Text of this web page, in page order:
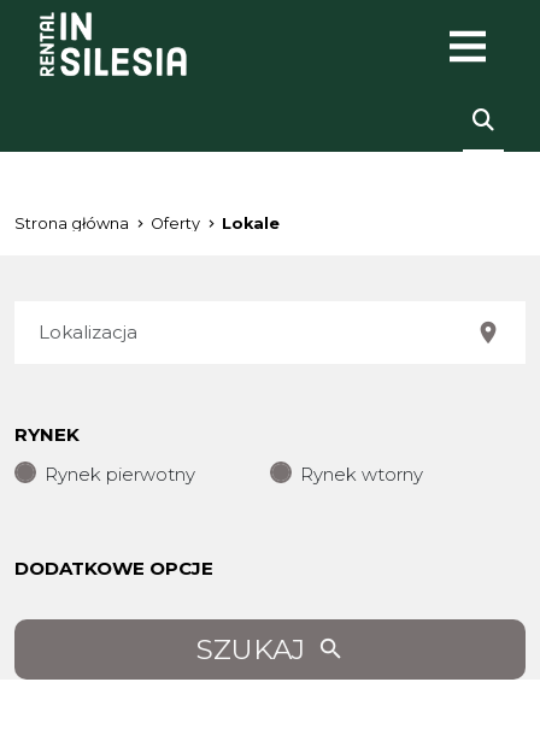
Strona główna Oferty Lokale
RYNEK
Rynek pierwotny
Rynek wtorny
DODATKOWE OPCJE
SZUKAJ